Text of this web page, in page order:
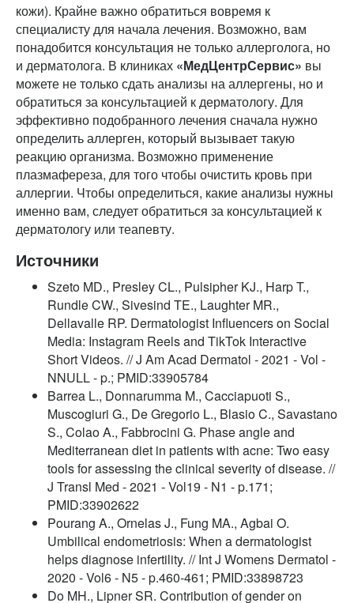
кожи). Крайне важно обратиться вовремя к
специалисту для начала лечения. Возможно, вам
понадобится консультация не только аллерголога, но
и дерматолога. В клиниках «МедЦентрСервис» вы
можете не только сдать анализы на аллергены, но и
обратиться за консультацией к дерматологу. Для
эффективно подобранного лечения сначала нужно
определить аллерген, который вызывает такую
реакцию организма. Возможно применение
плазмафереза, для того чтобы очистить кровь при
аллергии. Чтобы определиться, какие анализы нужны
именно вам, следует обратиться за консультацией к
дерматологу или теапевту.
Источники
Szeto MD., Presley CL., Pulsipher KJ., Harp T.,
Rundle CW., Sivesind TE., Laughter MR.,
Dellavalle RP. Dermatologist Influencers on Social
Media: Instagram Reels and TikTok Interactive
Short Videos. // J Am Acad Dermatol - 2021 - Vol -
NNULL - p.; PMID:33905784
Barrea L., Donnarumma M., Cacciapuoti S.,
Muscogiuri G., De Gregorio L., Blasio C., Savastano
S., Colao A., Fabbrocini G. Phase angle and
Mediterranean diet in patients with acne: Two easy
tools for assessing the clinical severity of disease. //
J Transl Med - 2021 - Vol19 - N1 - p.171;
PMID:33902622
Pourang A., Ornelas J., Fung MA., Agbai O.
Umbilical endometriosis: When a dermatologist
helps diagnose infertility. // Int J Womens Dermatol -
2020 - Vol6 - N5 - p.460-461; PMID:33898723
Do MH., Lipner SR. Contribution of gender on